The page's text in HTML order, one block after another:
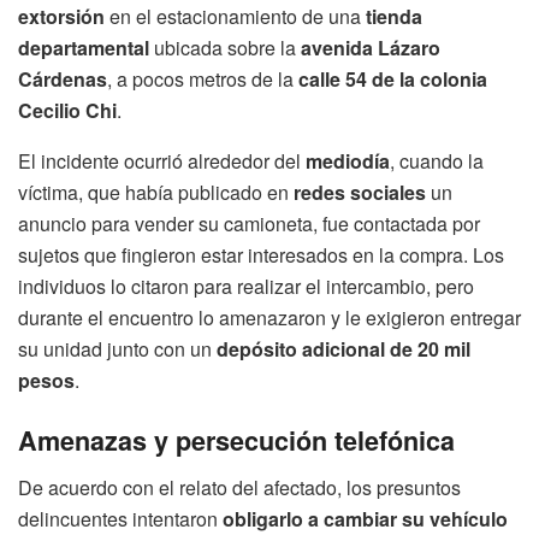
extorsión en el estacionamiento de unatienda
departamental ubicada sobre laavenida Lázaro
Cárdenas, a pocos metros de lacalle 54 de la colonia
Cecilio Chi.
El incidente ocurrió alrededor del mediodía, cuando la
víctima, que había publicado en redes sociales un
anuncio para vender su camioneta, fue contactada por
sujetos que fingieron estar interesados en la compra. Los
individuos lo citaron para realizar el intercambio, pero
durante el encuentro lo amenazaron y le exigieron entregar
su unidad junto con un depósito adicional de 20 mil
pesos.
Amenazas y persecución telefónica
De acuerdo con el relato del afectado, los presuntos
delincuentes intentaron obligarlo a cambiar su vehículo